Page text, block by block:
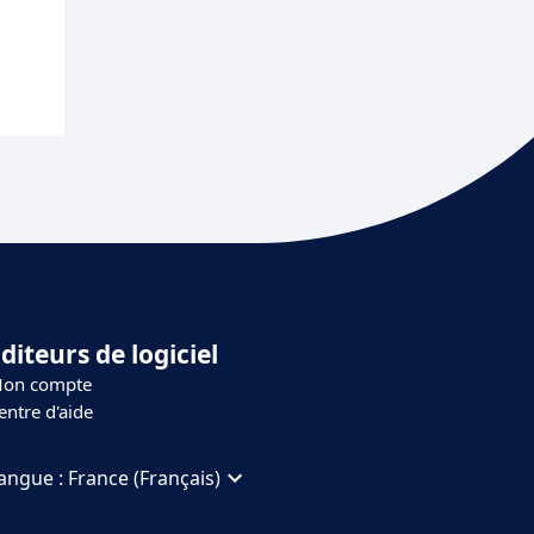
de logiciel
compte
d'aide
: France (Français)